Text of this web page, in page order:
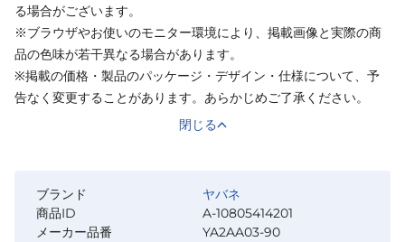
る場合がございます。
※ブラウザやお使いのモニター環境により、掲載画像と実際の商
品の色味が若干異なる場合があります。
※掲載の価格・製品のパッケージ・デザイン・仕様について、予
告なく変更することがあります。あらかじめご了承ください。
閉じる
ブランド
ヤバネ
商品ID
A-10805414201
メーカー品番
YA2AA03-90